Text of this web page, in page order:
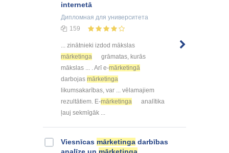
internetā
Дипломная для университета
159
... zinātnieki izdod mākslas
mārketinga
grāmatas, kurās
mākslas ... . Arī e-mārketingā
darbojas mārketinga
likumsakarības, var ... vēlamajiem
rezultātiem. E-mārketinga
analītika
ļauj sekmīgāk ...
Viesnīcas mārketinga darbības